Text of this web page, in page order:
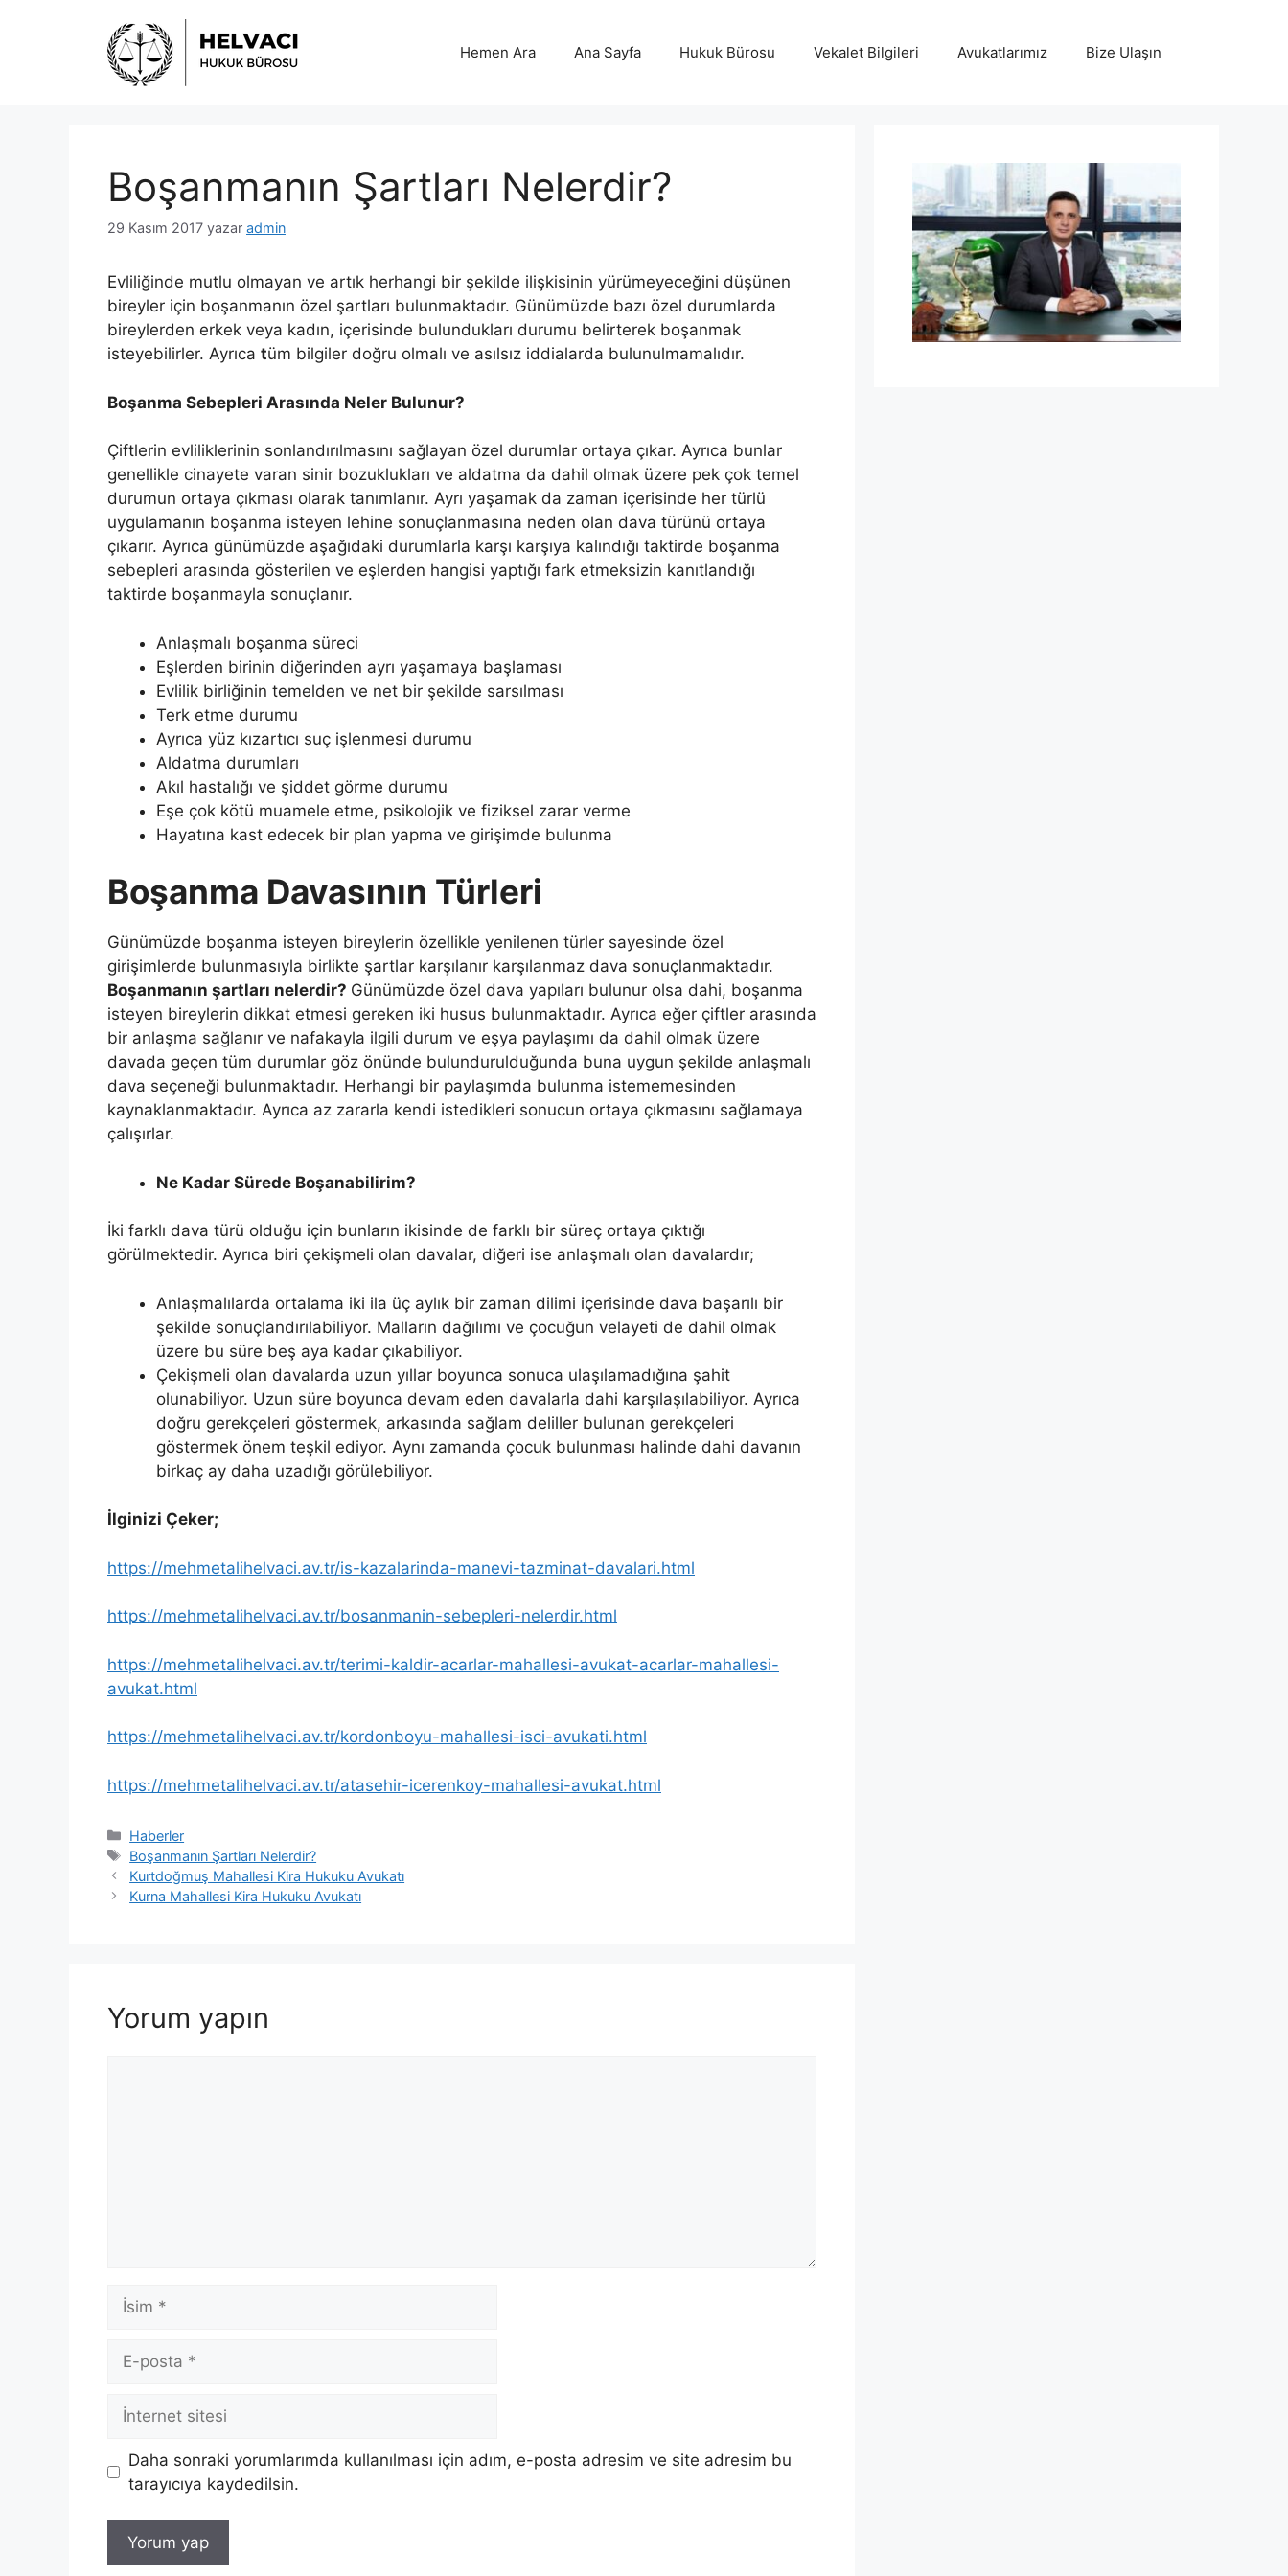
Hemen Ara Ana Sayfa Hukuk Bürosu Vekalet Bilgileri Avukatlarımız Bize Ulaşın
Boşanmanın Şartları Nelerdir?
29 Kasım 2017 yazar admin
Evliliğinde mutlu olmayan ve artık herhangi bir şekilde ilişkisinin yürümeyeceğini düşünen
bireyler için boşanmanın özel şartları bulunmaktadır. Günümüzde bazı özel durumlarda
bireylerden erkek veya kadın, içerisinde bulundukları durumu belirterek boşanmak
isteyebilirler. Ayrıca tüm bilgiler doğru olmalı ve asılsız iddialarda bulunulmamalıdır.
Boşanma Sebepleri Arasında Neler Bulunur?
Çiftlerin evliliklerinin sonlandırılmasını sağlayan özel durumlar ortaya çıkar. Ayrıca bunlar
genellikle cinayete varan sinir bozuklukları ve aldatma da dahil olmak üzere pek çok temel
durumun ortaya çıkması olarak tanımlanır. Ayrı yaşamak da zaman içerisinde her türlü
uygulamanın boşanma isteyen lehine sonuçlanmasına neden olan dava türünü ortaya
çıkarır. Ayrıca günümüzde aşağıdaki durumlarla karşı karşıya kalındığı taktirde boşanma
sebepleri arasında gösterilen ve eşlerden hangisi yaptığı fark etmeksizin kanıtlandığı
taktirde boşanmayla sonuçlanır.
Anlaşmalı boşanma süreci
Eşlerden birinin diğerinden ayrı yaşamaya başlaması
Evlilik birliğinin temelden ve net bir şekilde sarsılması
Terk etme durumu
Ayrıca yüz kızartıcı suç işlenmesi durumu
Aldatma durumları
Akıl hastalığı ve şiddet görme durumu
Eşe çok kötü muamele etme, psikolojik ve fiziksel zarar verme
Hayatına kast edecek bir plan yapma ve girişimde bulunma
Boşanma Davasının Türleri
Günümüzde boşanma isteyen bireylerin özellikle yenilenen türler sayesinde özel
girişimlerde bulunmasıyla birlikte şartlar karşılanır karşılanmaz dava sonuçlanmaktadır.
Boşanmanın şartları nelerdir? Günümüzde özel dava yapıları bulunur olsa dahi, boşanma
isteyen bireylerin dikkat etmesi gereken iki husus bulunmaktadır. Ayrıca eğer çiftler arasında
bir anlaşma sağlanır ve nafakayla ilgili durum ve eşya paylaşımı da dahil olmak üzere
davada geçen tüm durumlar göz önünde bulundurulduğunda buna uygun şekilde anlaşmalı
dava seçeneği bulunmaktadır. Herhangi bir paylaşımda bulunma istememesinden
kaynaklanmaktadır. Ayrıca az zararla kendi istedikleri sonucun ortaya çıkmasını sağlamaya
çalışırlar.
Ne Kadar Sürede Boşanabilirim?
İki farklı dava türü olduğu için bunların ikisinde de farklı bir süreç ortaya çıktığı
görülmektedir. Ayrıca biri çekişmeli olan davalar, diğeri ise anlaşmalı olan davalardır;
Anlaşmalılarda ortalama iki ila üç aylık bir zaman dilimi içerisinde dava başarılı bir
şekilde sonuçlandırılabiliyor. Malların dağılımı ve çocuğun velayeti de dahil olmak
üzere bu süre beş aya kadar çıkabiliyor.
Çekişmeli olan davalarda uzun yıllar boyunca sonuca ulaşılamadığına şahit
olunabiliyor. Uzun süre boyunca devam eden davalarla dahi karşılaşılabiliyor. Ayrıca
doğru gerekçeleri göstermek, arkasında sağlam deliller bulunan gerekçeleri
göstermek önem teşkil ediyor. Aynı zamanda çocuk bulunması halinde dahi davanın
birkaç ay daha uzadığı görülebiliyor.
İlginizi Çeker;
https://mehmetalihelvaci.av.tr/is-kazalarinda-manevi-tazminat-davalari.html
https://mehmetalihelvaci.av.tr/bosanmanin-sebepleri-nelerdir.html
https://mehmetalihelvaci.av.tr/terimi-kaldir-acarlar-mahallesi-avukat-acarlar-mahallesi-
avukat.html
https://mehmetalihelvaci.av.tr/kordonboyu-mahallesi-isci-avukati.html
https://mehmetalihelvaci.av.tr/atasehir-icerenkoy-mahallesi-avukat.html
Kategoriler
Haberler
Etiketler
Boşanmanın Şartları Nelerdir?
Kurtdoğmuş Mahallesi Kira Hukuku Avukatı
Kurna Mahallesi Kira Hukuku Avukatı
Yorum yapın
İsim
posta
İnternet
sitesi
Daha sonraki yorumlarımda kullanılması için adım, e-posta adresim ve site adresim bu
tarayıcıya kaydedilsin.